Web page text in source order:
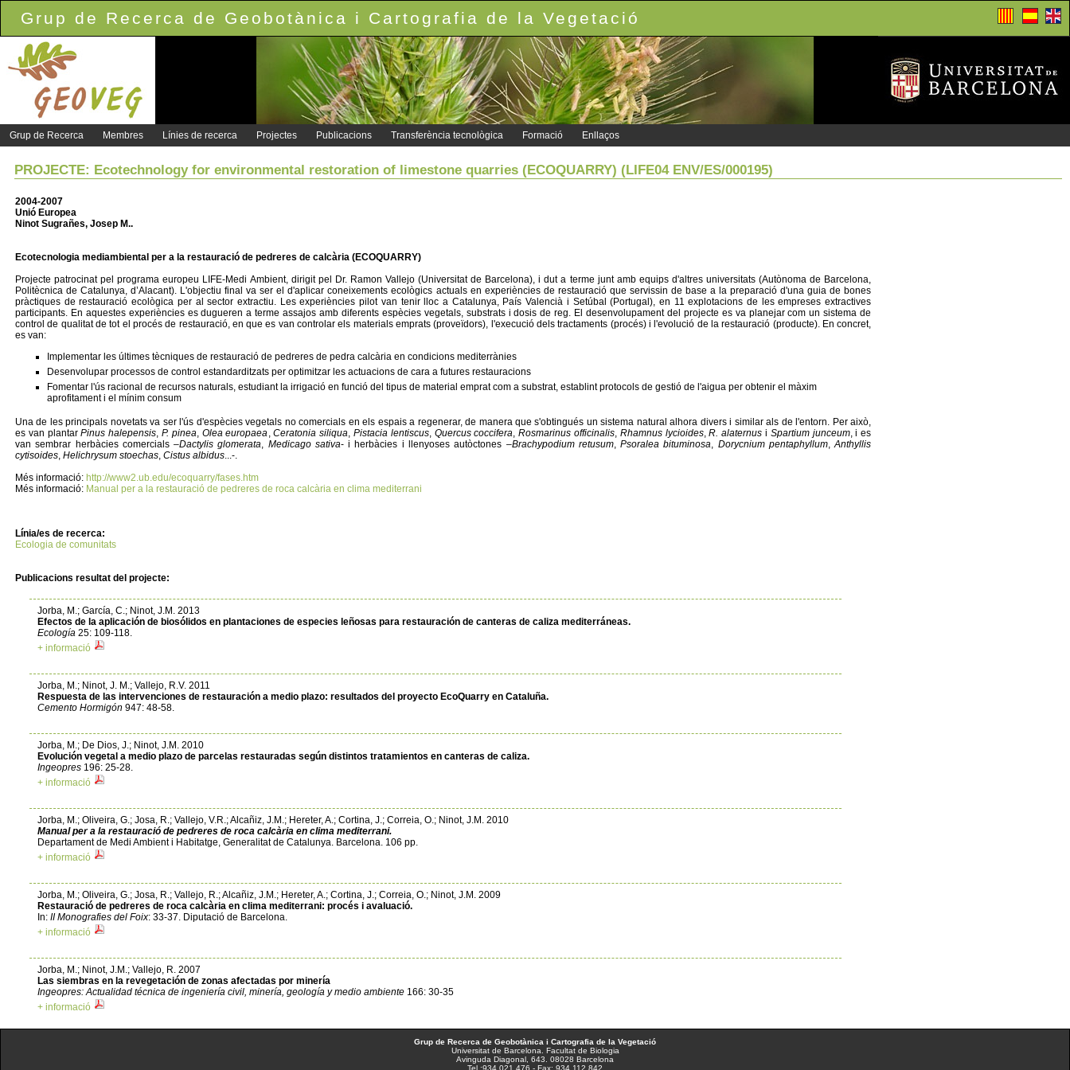
Grup de Recerca de Geobotànica i Cartografia de la Vegetació
Grup de Recerca Membres Línies de recerca Projectes Publicacions Transferència tecnològica Formació Enllaços
PROJECTE: Ecotechnology for environmental restoration of limestone quarries (ECOQUARRY) (LIFE04 ENV/ES/000195)
2004-2007
Unió Europea
Ninot Sugrañes, Josep M..
Ecotecnologia mediambiental per a la restauració de pedreres de calcària (ECOQUARRY)
Projecte patrocinat pel programa europeu LIFE-Medi Ambient, dirigit pel Dr. Ramon Vallejo (Universitat de Barcelona), i dut a terme junt amb equips d'altres universitats (Autònoma de Barcelona,
Politècnica de Catalunya, d’Alacant). L'objectiu final va ser el d'aplicar coneixements ecològics actuals en experiències de restauració que servissin de base a la preparació d'una guia de bones
pràctiques de restauració ecològica per al sector extractiu. Les experiències pilot van tenir lloc a Catalunya, País Valencià i Setúbal (Portugal), en 11 explotacions de les empreses extractives
participants. En aquestes experiències es dugueren a terme assajos amb diferents espècies vegetals, substrats i dosis de reg. El desenvolupament del projecte es va planejar com un sistema de
control de qualitat de tot el procés de restauració, en que es van controlar els materials emprats (proveïdors), l'execució dels tractaments (procés) i l'evolució de la restauració (producte). En concret,
es van:
Implementar les últimes tècniques de restauració de pedreres de pedra calcària en condicions mediterrànies
Desenvolupar processos de control estandarditzats per optimitzar les actuacions de cara a futures restauracions
Fomentar l'ús racional de recursos naturals, estudiant la irrigació en funció del tipus de material emprat com a substrat, establint protocols de gestió de l'aigua per obtenir el màxim
aprofitament i el mínim consum
Una de les principals novetats va ser l'ús d'espècies vegetals no comercials en els espais a regenerar, de manera que s'obtingués un sistema natural alhora divers i similar als de l'entorn. Per això,
es van plantarPinus halepensis,P. pinea, Olea europaea,Ceratonia siliqua, Pistacia lentiscus, Quercus coccifera,Rosmarinus officinalis, Rhamnus lycioides,R. alaternus i Spartium junceum, i es
van sembrar herbàcies comercials –Dactylis glomerata, Medicago sativa- i herbàcies i llenyoses autòctones –Brachypodium retusum,Psoralea bituminosa, Dorycnium pentaphyllum,Anthyllis
cytisoides, Helichrysum stoechas, Cistus albidus...-.
Més informació: http://www2.ub.edu/ecoquarry/fases.htm
Més informació: Manual per a la restauració de pedreres de roca calcària en clima mediterrani
Línia/es de recerca:
Ecologia de comunitats
Publicacions resultat del projecte:
Jorba, M.; García, C.; Ninot, J.M. 2013
Efectos de la aplicación de biosólidos en plantaciones de especies leñosas para restauración de canteras de caliza mediterráneas.
Ecología 25: 109-118.
+ informació
Jorba, M.; Ninot, J. M.; Vallejo, R.V. 2011
Respuesta de las intervenciones de restauración a medio plazo: resultados del proyecto EcoQuarry en Cataluña.
Cemento Hormigón 947: 48-58.
Jorba, M.; De Dios, J.; Ninot, J.M. 2010
Evolución vegetal a medio plazo de parcelas restauradas según distintos tratamientos en canteras de caliza.
Ingeopres 196: 25-28.
+ informació
Jorba, M.; Oliveira, G.; Josa, R.; Vallejo, V.R.; Alcañiz, J.M.; Hereter, A.; Cortina, J.; Correia, O.; Ninot, J.M. 2010
Manual per a la restauració de pedreres de roca calcària en clima mediterrani.
Departament de Medi Ambient i Habitatge, Generalitat de Catalunya. Barcelona. 106 pp.
+ informació
Jorba, M.; Oliveira, G.; Josa, R.; Vallejo, R.; Alcañiz, J.M.; Hereter, A.; Cortina, J.; Correia, O.; Ninot, J.M. 2009
Restauració de pedreres de roca calcària en clima mediterrani: procés i avaluació.
In: II Monografies del Foix: 33-37. Diputació de Barcelona.
+ informació
Jorba, M.; Ninot, J.M.; Vallejo, R. 2007
Las siembras en la revegetación de zonas afectadas por minería
Ingeopres: Actualidad técnica de ingeniería civil, minería, geología y medio ambiente 166: 30-35
+ informació
Grup de Recerca de Geobotànica i Cartografia de la Vegetació
Universitat de Barcelona. Facultat de Biologia
Avinguda Diagonal, 643. 08028 Barcelona
Tel.:934 021 476 - Fax: 934 112 842